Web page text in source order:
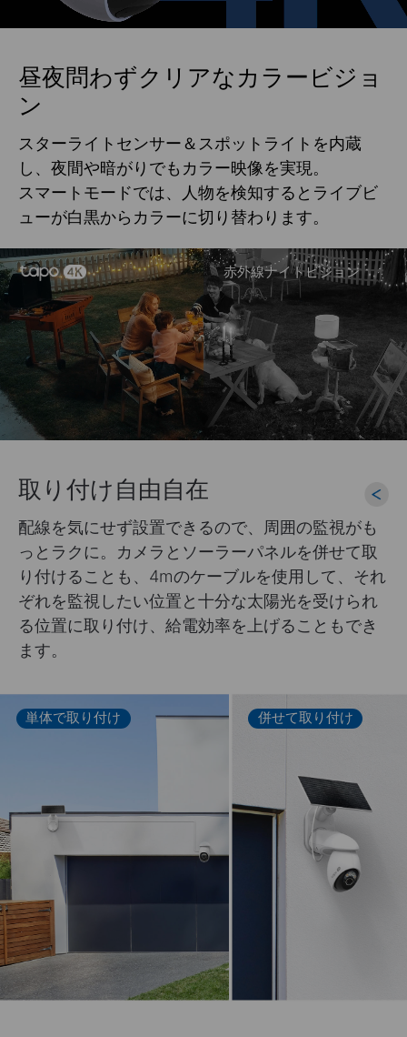
昼夜問わずクリアなカラービジョ
ン
スターライトセンサー＆スポットライトを内蔵
し、夜間や暗がりでもカラー映像を実現。
スマートモードでは、人物を検知するとライブビ
ューが白黒からカラーに切り替わります。
取り付け自由自在
配線を気にせず設置できるので、周囲の監視がも
っとラクに。カメラとソーラーパネルを併せて取
り付けることも、4mのケーブルを使用して、それ
ぞれを監視したい位置と十分な太陽光を受けられ
る位置に取り付け、給電効率を上げることもでき
ます。
単体で取り付け 併せて取り付け